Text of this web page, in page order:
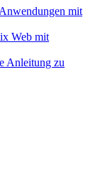
mit
Web mit
Anleitung zu